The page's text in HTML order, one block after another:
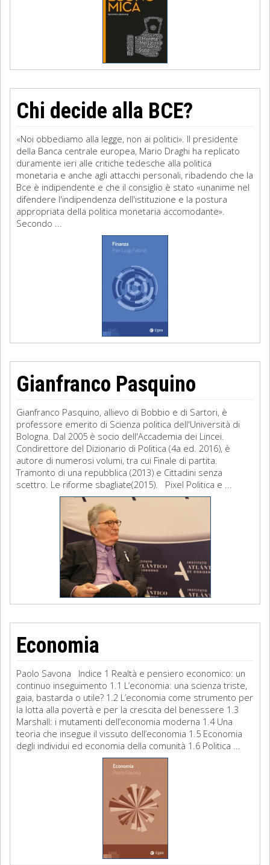
Chi decide alla BCE?
«Noi obbediamo alla legge, non ai politici». Il presidente
della Banca centrale europea, Mario Draghi ha replicato
duramente ieri alle critiche tedesche alla politica
monetaria e anche agli attacchi personali, ribadendo che la
Bce è indipendente e che il consiglio è stato «unanime nel
difendere l'indipendenza dell'istituzione e la postura
appropriata della politica monetaria accomodante».
Secondo ...
Gianfranco Pasquino
Gianfranco Pasquino, allievo di Bobbio e di Sartori, è
professore emerito di Scienza politica dell'Università di
Bologna. Dal 2005 è socio dell'Accademia dei Lincei.
Condirettore del Dizionario di Politica (4a ed. 2016), è
autore di numerosi volumi, tra cui Finale di partita.
Tramonto di una repubblica (2013) e Cittadini senza
scettro. Le riforme sbagliate(2015). Pixel Politica e ...
Economia
Paolo Savona Indice 1 Realtà e pensiero economico: un
continuo inseguimento 1.1 L’economia: una scienza triste,
gaia, bastarda o utile? 1.2 L’economia come strumento per
la lotta alla povertà e per la crescita del benessere 1.3
Marshall: i mutamenti dell’economia moderna 1.4 Una
teoria che insegue il vissuto dell’economia 1.5 Economia
degli individui ed economia della comunità 1.6 Politica ...